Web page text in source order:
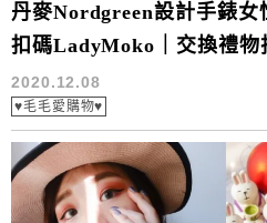
丹麥Nordgreen設計手錶
扣碼LadyMoko｜交換禮物
2020.12.08
♥毛毛愛購物♥